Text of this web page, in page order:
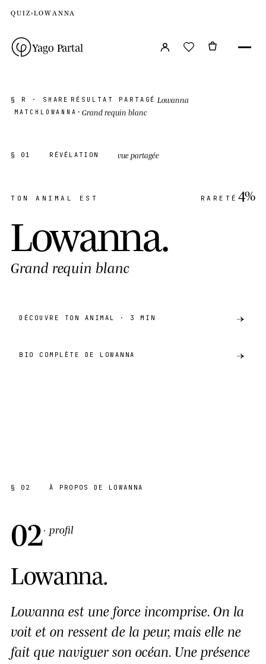
QUIZ›LOWANNA
Yago Partal
§ R · SHARE RÉSULTAT PARTAGÉ Lowanna
MATCH LOWANNA ·Grand requin blanc
§ 01 RÉVÉLATION vue partagée
TON ANIMAL EST RARETÉ 4%
Lowanna.
Grand requin blanc
DÉCOUVRE TON ANIMAL · 3 MIN
BIO COMPLÈTE DE LOWANNA
§ 02 À PROPOS DE LOWANNA
02· profil
Lowanna.
Lowanna est une force incomprise. On la
voit et on ressent de la peur, mais elle ne
fait que naviguer son océan. Une présence